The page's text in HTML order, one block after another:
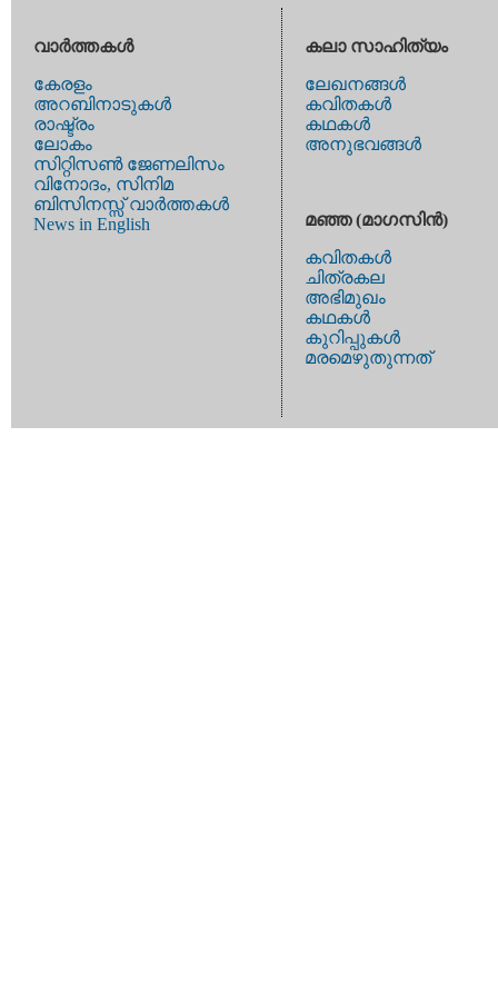
വാര്‍ത്തകള്‍
കേരളം
അറബിനാടുകള്‍
രാഷ്ട്രം
ലോകം
സിറ്റിസണ്‍ ജേണലിസം
വിനോദം, സിനിമ
ബിസിനസ്സ് വാര്‍ത്തകള്‍
News in English
കലാ സാഹിത്യം
ലേഖനങ്ങള്‍
കവിതകള്‍
കഥകള്‍
അനുഭവങ്ങള്‍
മഞ്ഞ (മാഗസിന്‍)
കവിതകള്‍
ചിത്രകല
അഭിമുഖം
കഥകള്‍
കുറിപ്പുകള്‍
മരമെഴുതുന്നത്